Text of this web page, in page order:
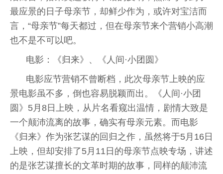
最应景的日子母亲节，却鲜少作为，或许对宝洁而
言，“母亲节”每天都过，但在母亲节来个营销小高潮
也不是不可以吧。
电影：《归来》、《人间·小团圆》
电影应节营销不曾断档，此次母亲节上映的应
景电影虽不多，倒也容易脱颖而出。《人间·小团
圆》5月8日上映，从片名看窥出温情，剧情大致是
一个颠沛流离的故事，确实有母亲元素。而电影
《归来》作为张艺谋的回归之作，虽然将于5月16日
上映，但却安排了5月11日的母亲节点映专场，讲述
的是张艺谋擅长的文革时期的故事，同样的颠沛流